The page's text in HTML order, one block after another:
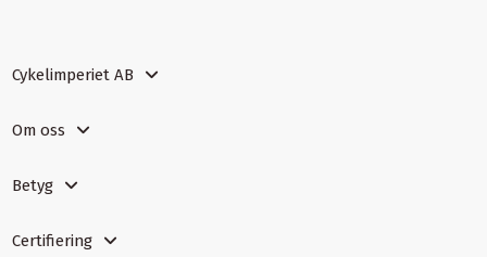
Cykelimperiet AB
Om oss
Betyg
Certifiering